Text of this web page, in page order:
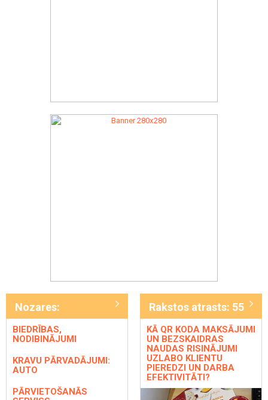
Nozares:
BIEDRĪBAS,
NODIBINĀJUMI
KRAVU PĀRVADĀJUMI:
AUTO
PĀRVIETOŠANĀS
Rakstos atrasts: 55
KĀ QR KODA MAKSĀJUMI
UN BEZSKAIDRAS
NAUDAS RISINĀJUMI
UZLABO KLIENTU
PIEREDZI UN DARBA
EFEKTIVITĀTI?